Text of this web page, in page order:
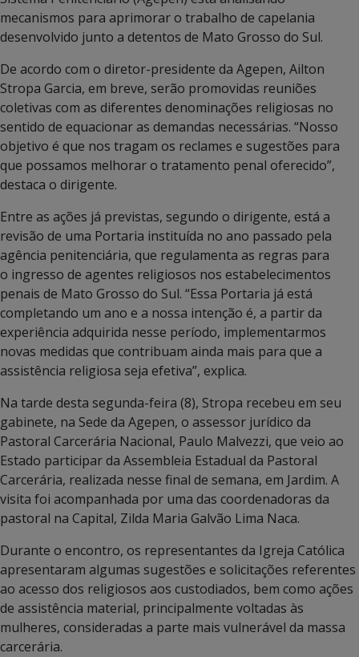
mecanismos para aprimorar o trabalho de capelania
desenvolvido junto a detentos de Mato Grosso do Sul.
De acordo com o diretor-presidente da Agepen, Ailton
Stropa Garcia, em breve, serão promovidas reuniões
coletivas com as diferentes denominações religiosas no
sentido de equacionar as demandas necessárias. “Nosso
objetivo é que nos tragam os reclames e sugestões para
que possamos melhorar o tratamento penal oferecido”,
destaca o dirigente.
Entre as ações já previstas, segundo o dirigente, está a
revisão de uma Portaria instituída no ano passado pela
agência penitenciária, que regulamenta as regras para
o ingresso de agentes religiosos nos estabelecimentos
penais de Mato Grosso do Sul. “Essa Portaria já está
completando um ano e a nossa intenção é, a partir da
experiência adquirida nesse período, implementarmos
novas medidas que contribuam ainda mais para que a
assistência religiosa seja efetiva”, explica.
Na tarde desta segunda-feira (8), Stropa recebeu em seu
gabinete, na Sede da Agepen, o assessor jurídico da
Pastoral Carcerária Nacional, Paulo Malvezzi, que veio ao
Estado participar da Assembleia Estadual da Pastoral
Carcerária, realizada nesse final de semana, em Jardim. A
visita foi acompanhada por uma das coordenadoras da
pastoral na Capital, Zilda Maria Galvão Lima Naca.
Durante o encontro, os representantes da Igreja Católica
apresentaram algumas sugestões e solicitações referentes
ao acesso dos religiosos aos custodiados, bem como ações
de assistência material, principalmente voltadas às
mulheres, consideradas a parte mais vulnerável da massa
carcerária.